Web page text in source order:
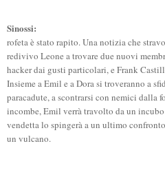
Sinossi:
rofeta è stato rapito. Una notizia che
redivivo Leone a trovare due nuovi
hacker dai gusti particolari, e Frank
Insieme a Emil e a Dora si troveranno a
paracadute, a scontrarsi con nemici dalla
incombe, Emil verrà travolto da un incubo
vendetta lo spingerà a un ultimo
un vulcano.